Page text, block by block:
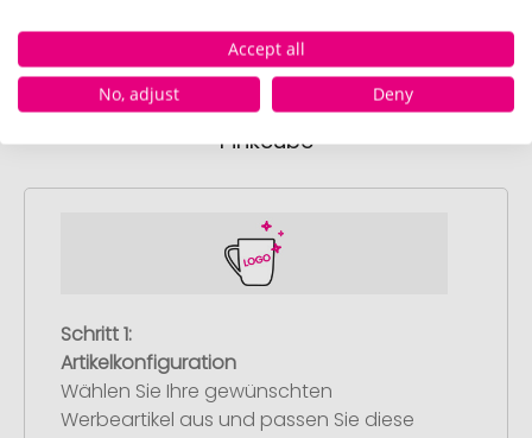
So einfach bestellen Sie Ihre Werbeartikel bei
Pinkcube
Schritt 1:
Artikelkonfiguration
Wählen Sie Ihre gewünschten
Werbeartikel aus und passen Sie diese
Accept all
No, adjust
Deny